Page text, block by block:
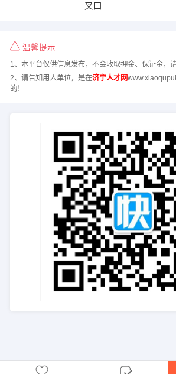
叉口
温馨提示
1、本平台仅供信息发布，不会收取押金、保证金，
2、请告知用人单位，是在济宁人才网
的！